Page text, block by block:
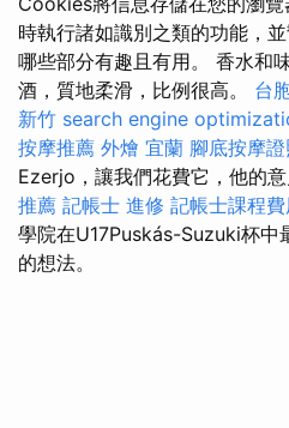
時執行諸如識別之類的功能，
哪些部分有趣且有用。 香水和
酒，質地柔滑，比例很高。 台
新竹 search engine
按摩推薦 外燴 宜蘭 腳底按摩證
Ezerjo，讓我們花費它，他的意
推薦 記帳士 進修 記帳士課程費
學院在U17Puskás-Suzuki杯中
的想法。